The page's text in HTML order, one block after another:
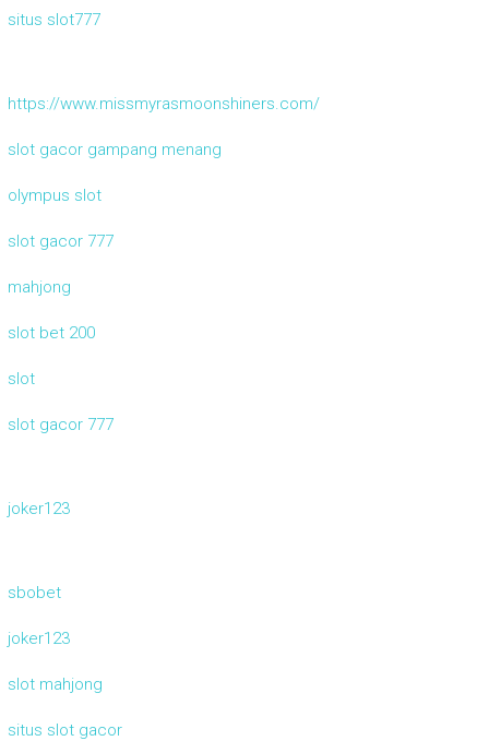
situs slot777
https://www.missmyrasmoonshiners.com/
slot gacor gampang menang
olympus slot
slot gacor 777
mahjong
slot bet 200
slot
slot gacor 777
joker123
sbobet
joker123
slot mahjong
situs slot gacor